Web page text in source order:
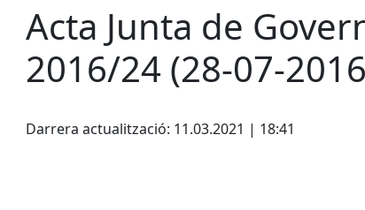
Acta Junta de
2016/24 (28-07-
Darrera actualització: 11.03.2021 | 18:41